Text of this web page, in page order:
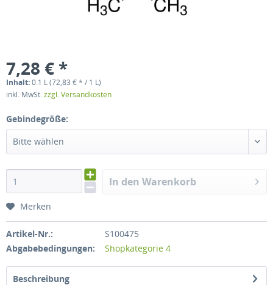
7,28 € *
Inhalt:0.1 L (72,83 € * / 1 L)
inkl. MwSt.zzgl. Versandkosten
Gebindegröße:
Bitte wählen
In den Warenkorb
Merken
Artikel-Nr.:
S100475
Abgabebedingungen:
Shopkategorie 4
Beschreibung